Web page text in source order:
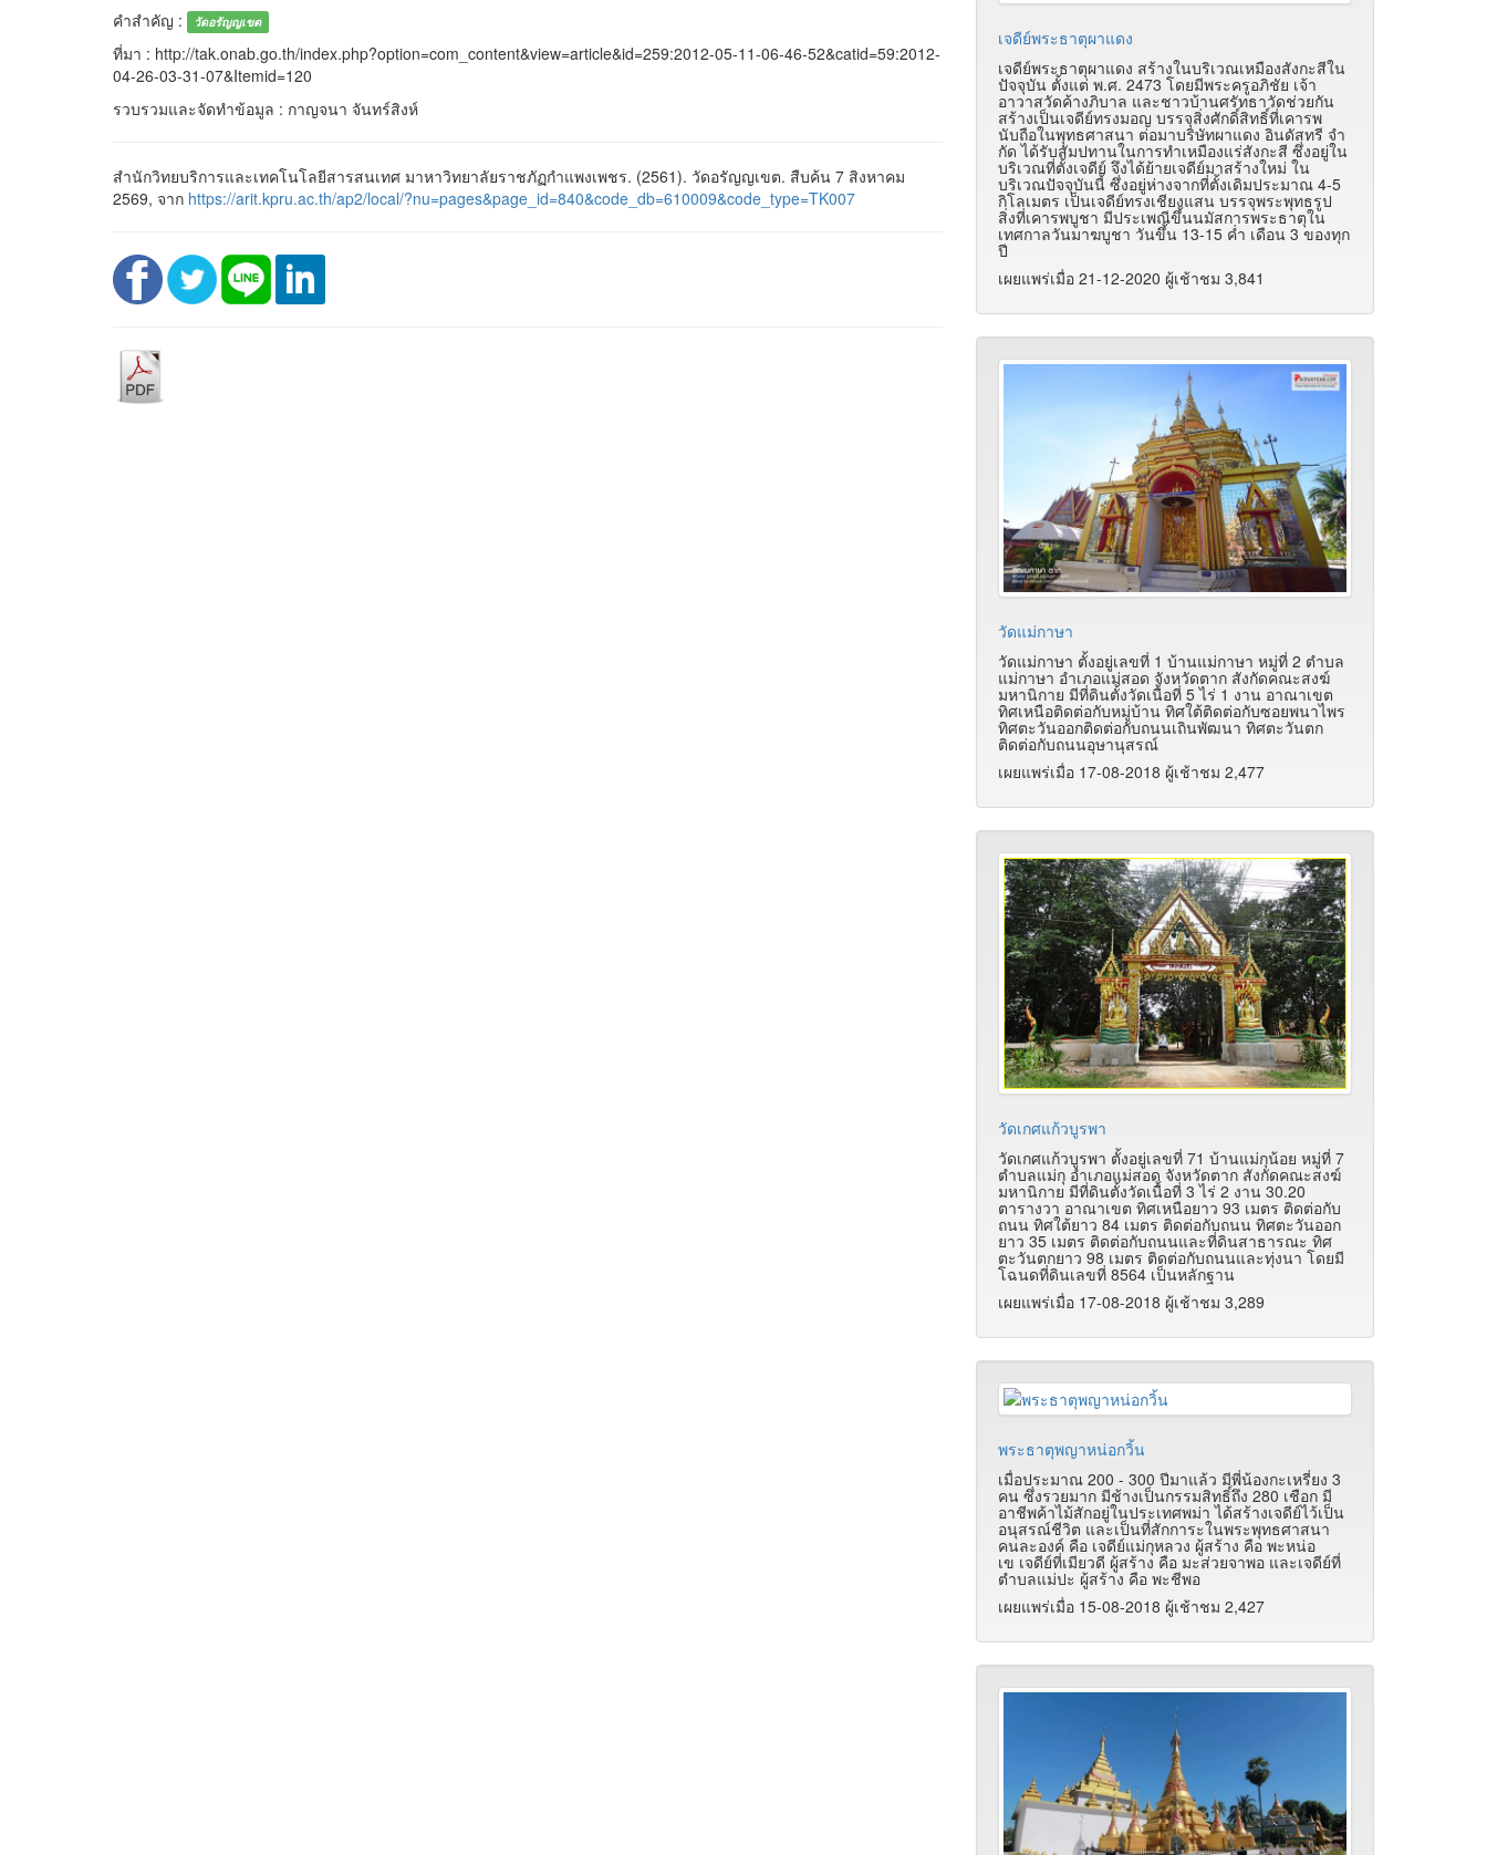
คำสำคัญ :
วัดอรัญญเขต
ที่มา : http://tak.onab.go.th/index.php?option=com_content&view=article&id=259:2012-05-11-06-46-52&catid=59:2012-
04-26-03-31-07&Itemid=120
รวบรวมและจัดทำข้อมูล : กาญจนา จันทร์สิงห์
สำนักวิทยบริการและเทคโนโลยีสารสนเทศ มาหาวิทยาลัยราชภัฏกำแพงเพชร. (2561). วัดอรัญญเขต. สืบค้น 7 สิงหาคม
2569, จาก https://arit.kpru.ac.th/ap2/local/?nu=pages&page_id=840&code_db=610009&code_type=TK007
เจดีย์พระธาตุผาแดง
เจดีย์พระธาตุผาแดง สร้างในบริเวณเหมืองสังกะสีใน
ปัจจุบัน ตั้งแต่ พ.ศ. 2473 โดยมีพระครูอภิชัย เจ้า
อาวาสวัดค้างภิบาล และชาวบ้านศรัทธาวัดช่วยกัน
สร้างเป็นเจดีย์ทรงมอญ บรรจุสิ่งศักดิ์สิทธิ์ที่เคารพ
นับถือในพุทธศาสนา ต่อมาบริษัทผาแดง อินดัสทรี จํา
กัด ได้รับสัมปทานในการทําเหมืองแร่สังกะสี ซึ่งอยู่ใน
บริเวณที่ตั้งเจดีย์ จึงได้ย้ายเจดีย์มาสร้างใหม่ ใน
บริเวณปัจจุบันนี้ ซึ่งอยู่ห่างจากที่ตั้งเดิมประมาณ 4-5
กิโลเมตร เป็นเจดีย์ทรงเชียงแสน บรรจุพระพุทธรูป
สิ่งที่เคารพบูชา มีประเพณีขึ้นนมัสการพระธาตุใน
เทศกาลวันมาฆบูชา วันขึ้น 13-15 ค่ำ เดือน 3 ของทุก
ปี
เผยแพร่เมื่อ 21-12-2020 ผู้เช้าชม 3,841
วัดแม่กาษา
วัดแม่กาษา ตั้งอยู่เลขที่ 1 บ้านแม่กาษา หมู่ที่ 2 ตำบล
แม่กาษา อำเภอแม่สอด จังหวัดตาก สังกัดคณะสงฆ์
มหานิกาย มีที่ดินตั้งวัดเนื้อที่ 5 ไร่ 1 งาน อาณาเขต
ทิศเหนือติดต่อกับหมู่บ้าน ทิศใต้ติดต่อกับซอยพนาไพร
ทิศตะวันออกติดต่อกับถนนเถินพัฒนา ทิศตะวันตก
ติดต่อกับถนนอุษานุสรณ์
เผยแพร่เมื่อ 17-08-2018 ผู้เช้าชม 2,477
วัดเกศแก้วบูรพา
วัดเกศแก้วบูรพา ตั้งอยู่เลขที่ 71 บ้านแม่กุน้อย หมู่ที่ 7
ตำบลแม่กุ อำเภอแม่สอด จังหวัดตาก สังกัดคณะสงฆ์
มหานิกาย มีที่ดินตั้งวัดเนื้อที่ 3 ไร่ 2 งาน 30.20
ตารางวา อาณาเขต ทิศเหนือยาว 93 เมตร ติดต่อกับ
ถนน ทิศใต้ยาว 84 เมตร ติดต่อกับถนน ทิศตะวันออก
ยาว 35 เมตร ติดต่อกับถนนและที่ดินสาธารณะ ทิศ
ตะวันตกยาว 98 เมตร ติดต่อกับถนนและทุ่งนา โดยมี
โฉนดที่ดินเลขที่ 8564 เป็นหลักฐาน
เผยแพร่เมื่อ 17-08-2018 ผู้เช้าชม 3,289
พระธาตุพญาหน่อกวิ้น
เมื่อประมาณ 200 - 300 ปีมาแล้ว มีพี่น้องกะเหรี่ยง 3
คน ซึ่งรวยมาก มีช้างเป็นกรรมสิทธิ์ถึง 280 เชือก มี
อาชีพค้าไม้สักอยู่ในประเทศพม่า ได้สร้างเจดีย์ไว้เป็น
อนุสรณ์ชีวิต และเป็นที่สักการะในพระพุทธศาสนา
คนละองค์ คือ เจดีย์แม่กุหลวง ผู้สร้าง คือ พะหน่อ
เข เจดีย์ที่เมียวดี ผู้สร้าง คือ มะส่วยจาพอ และเจดีย์ที่
ตำบลแม่ปะ ผู้สร้าง คือ พะชีพอ
เผยแพร่เมื่อ 15-08-2018 ผู้เช้าชม 2,427